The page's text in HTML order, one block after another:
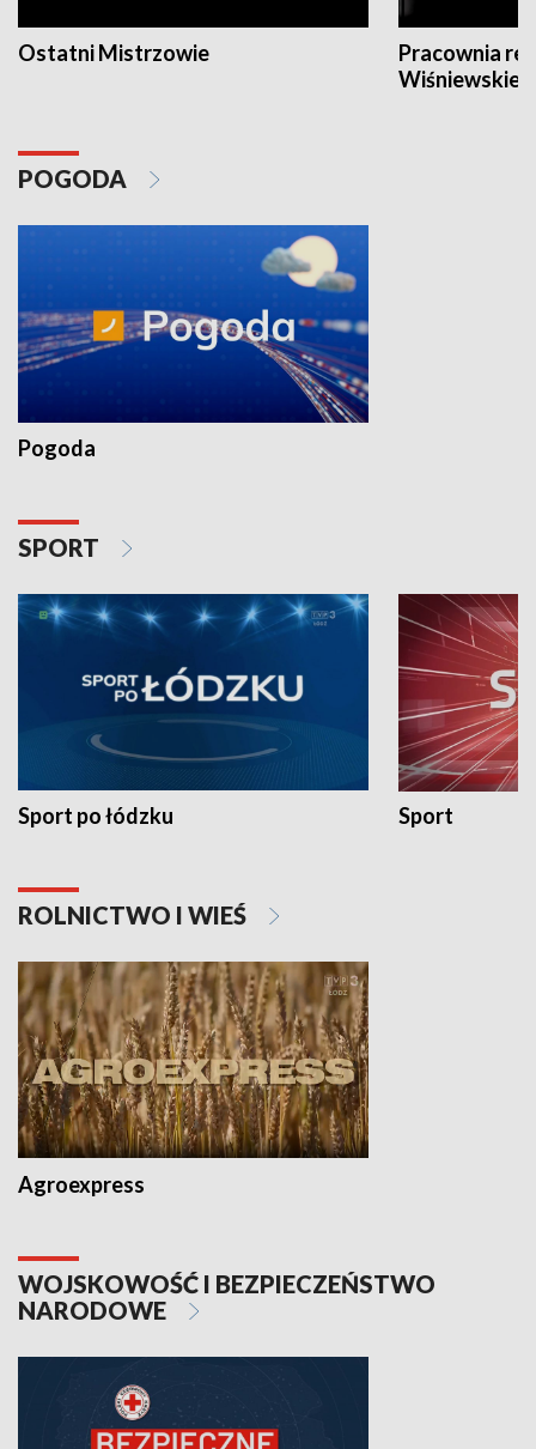
Ostatni Mistrzowie
Pracownia
POGODA
Pogoda
SPORT
Sport po łódzku Sport
ROLNICTWO I WIEŚ
Agroexpress
WOJSKOWOŚĆ I BEZPIECZEŃSTWO
NARODOWE